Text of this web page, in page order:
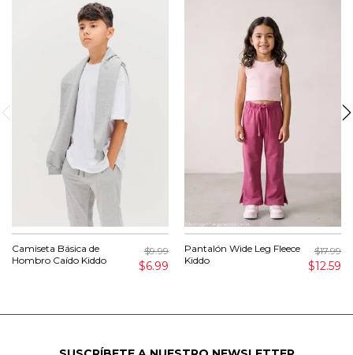
Camiseta Básica de
Hombro Caído Kiddo
$9.99
$6.99
Pantalón Wide Leg Fleece
Kiddo
$17.99
$12.59